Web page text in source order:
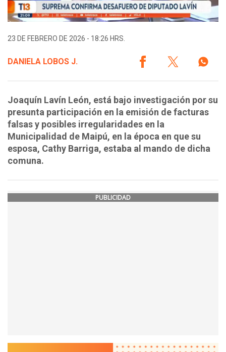
23 DE FEBRERO DE 2026 - 18:26 HRS.
DANIELA LOBOS J.
Joaquín Lavín León, está bajo investigación por su
presunta participación en la emisión de facturas
falsas y posibles irregularidades en la
Municipalidad de Maipú, en la época en que su
esposa, Cathy Barriga, estaba al mando de dicha
comuna.
PUBLICIDAD